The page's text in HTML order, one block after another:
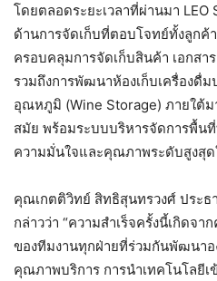
โดยตลอดระยะเวลาที่ผ่านมา
ด้านการจัดเก็บที่ตอบโจทย์ทั้งลูกค้
ครอบคลุมการจัดเก็บสินค้า เอกสา
รวมถึงการพัฒนาห้องเก็บเครื่องดื่
อุณหภูมิ (Wine Storage) ภายใต้
สมัย พร้อมระบบบริหารจัดการพื้น
ความมั่นใจและคุณภาพระดับสูงสุ
คุณเกตติวิทย์ สิทธิสุนทรวงศ์ ประธ
กล่าวว่า “ความสำเร็จครั้งนี้เกิดจ
ของทีมงานทุกฝ่ายที่ร่วมกันพัฒนาอ
คุณภาพบริการ การนำเทคโนโลยีเ